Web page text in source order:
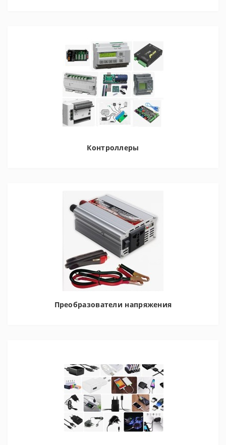
Контроллеры
Преобразователи напряжения